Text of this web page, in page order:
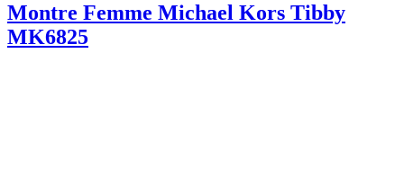
Montre Femme Michael Kors Tibby
MK6825